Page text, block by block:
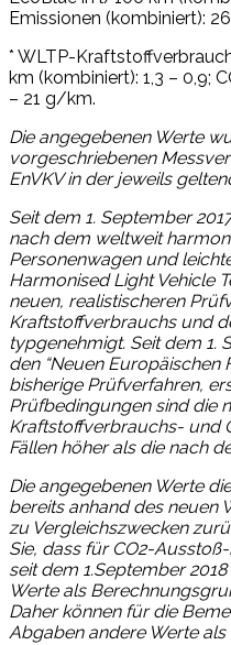
Emissionen (kombiniert):
* WLTP-
km (kombiniert): 1,3 – 0,9;
– 21 g/km.
Die angegebenen Werte
vorgeschriebenen
EnVKV in der jeweils
Seit dem 1. September
nach dem weltweit
Personenwagen und
Harmonised Light Vehicle
neuen, realistischeren
Kraftstoffverbrauchs und
typgenehmigt. Seit dem 1.
den “Neuen Europäischen
bisherige Prüfverfahren,
Prüfbedingungen sind die
Kraftstoffverbrauchs- und
Fällen höher als die nach
Die angegebenen Werte
bereits anhand des neuen
zu Vergleichszwecken
Sie, dass für CO2-
seit dem 1.September
Werte als
Daher können für die
Abgaben andere Werte